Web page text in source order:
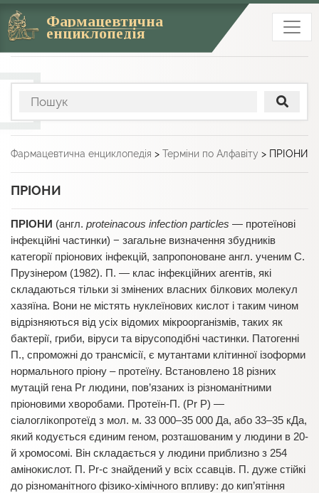
Фармацевтична
енциклопедія
Фармацевтична енциклопедія > Терміни по Алфавіту > ПРІОНИ
ПРІОНИ
ПРІОНИ (англ. proteinacous infection particles — протеїнові
інфекційні частинки) − загальне визначення збудників
категорії пріонових інфекцій, запропоноване англ. ученим С.
Прузінером (1982). П. — клас інфекційних агентів, які
складаються тільки зі змінених власних білкових молекул
хазяїна. Вони не містять нуклеїнових кислот і таким чином
відрізняються від усіх відомих мікроорганізмів, таких як
бактерії, гриби, віруси та вірусоподібні частинки. Патогенні
П., спроможні до трансмісії, є мутантами клітинної ізоформи
нормального пріону – протеїну. Встановлено 18 різних
мутацій гена Pr людини, пов’язаних із різноманітними
пріоновими хворобами. Протеїн-П. (Pr P) —
сіалоглікопротеїд з мол. м. 33 000–35 000 Да, або 33–35 кДа,
який кодується єдиним геном, розташованим у людини в 20-
й хромосомі. Він складається у людини приблизно з 254
амінокислот. П. Pr-c знайдений у всіх ссавців. П. дуже стійкі
до різноманітного фізико-хімічного впливу: до кип’ятіння